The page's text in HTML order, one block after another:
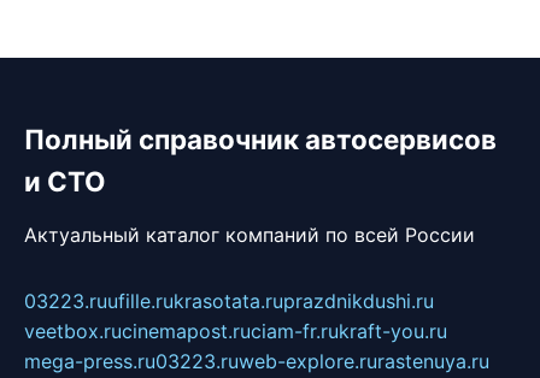
Полный справочник автосервисов
и СТО
Актуальный каталог компаний по всей России
03223.ruufille.rukrasotata.ruprazdnikdushi.ru
veetbox.rucinemapost.ruciam-fr.rukraft-you.ru
mega-press.ru03223.ruweb-explore.rurastenuya.ru